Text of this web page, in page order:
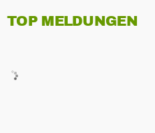
TOP MELDUNGEN